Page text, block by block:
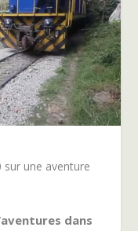
une aventure
dans